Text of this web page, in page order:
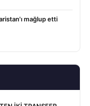
mağlup etti